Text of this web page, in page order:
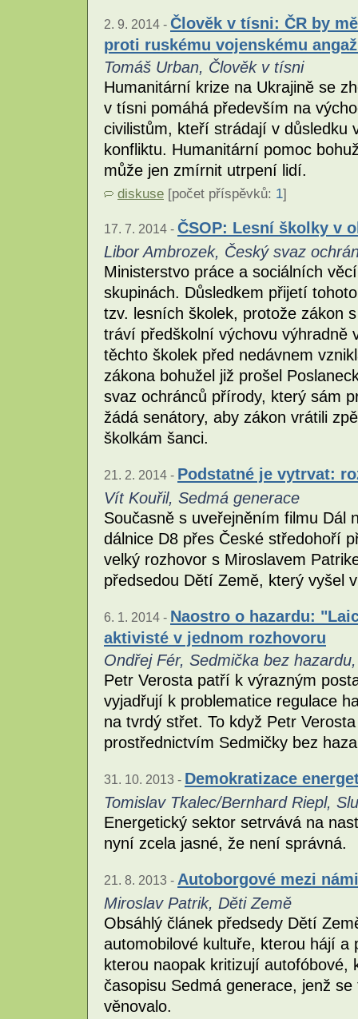
2. 9. 2014 - Člověk v tísni: ČR by
proti ruskému vojenskému
Tomáš Urban, Člověk v tísni
Humanitární krize na Ukrajině se
v tísni pomáhá především na
civilistům, kteří strádají v důsledku
konfliktu. Humanitární pomoc
může jen zmírnit utrpení lidí.
diskuse [počet příspěvků: 1]
17. 7. 2014 - ČSOP: Lesní školky v
Libor Ambrozek, Český svaz
Ministerstvo práce a sociálních
skupinách. Důsledkem přijetí
tzv. lesních školek, protože zákon
tráví předškolní výchovu výhradně
těchto školek před nedávnem
zákona bohužel již prošel
svaz ochránců přírody, který sám
žádá senátory, aby zákon vrátili
školkám šanci.
21. 2. 2014 - Podstatné je vytrvat:
Vít Kouřil, Sedmá generace
Současně s uveřejněním filmu Dál
dálnice D8 přes České středohoří
velký rozhovor s Miroslavem
předsedou Dětí Země, který vyšel
6. 1. 2014 - Naostro o hazardu:
aktivisté v jednom rozhovoru
Ondřej Fér, Sedmička bez
Petr Verosta patří k výrazným
vyjadřují k problematice regulace
na tvrdý střet. To když Petr
prostřednictvím Sedmičky bez
31. 10. 2013 - Demokratizace
Tomislav Tkalec/Bernhard Riepl,
Energetický sektor setrvává na
nyní zcela jasné, že není správná.
21. 8. 2013 - Autoborgové mezi námi
Miroslav Patrik, Děti Země
Obsáhlý článek předsedy Dětí
automobilové kultuře, kterou hájí
kterou naopak kritizují
časopisu Sedmá generace, jenž
věnovalo.